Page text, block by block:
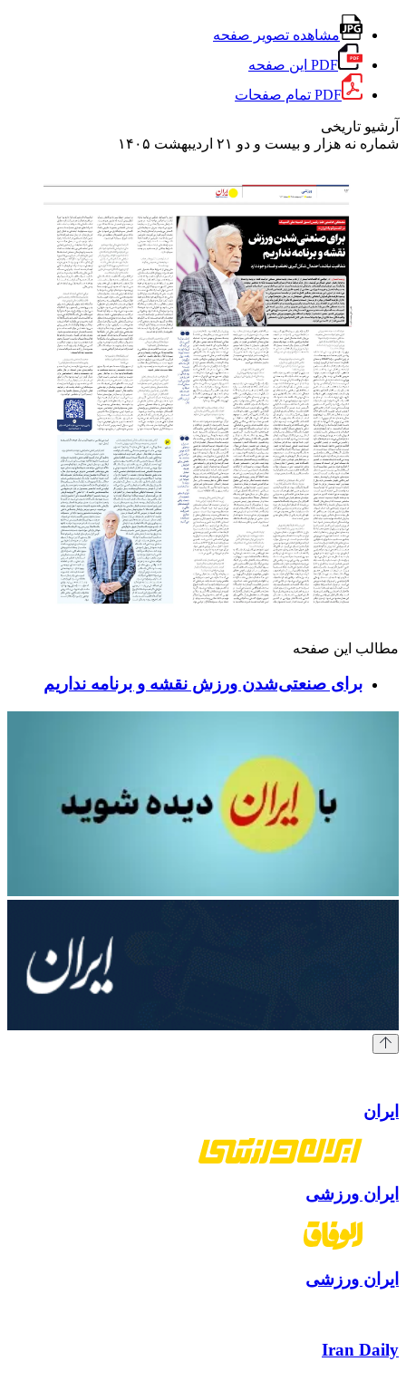
مشاهده تصویر صفحه
PDF این صفحه
PDF تمام صفحات
آرشیو تاریخی
شماره نه هزار و بیست و دو ۲۱ اردیبهشت ۱۴۰۵
مطالب این صفحه
برای صنعتی‌شدن ورزش نقشه و برنامه نداریم
ایران
ایران ورزشی
ایران ورزشی
Iran Daily